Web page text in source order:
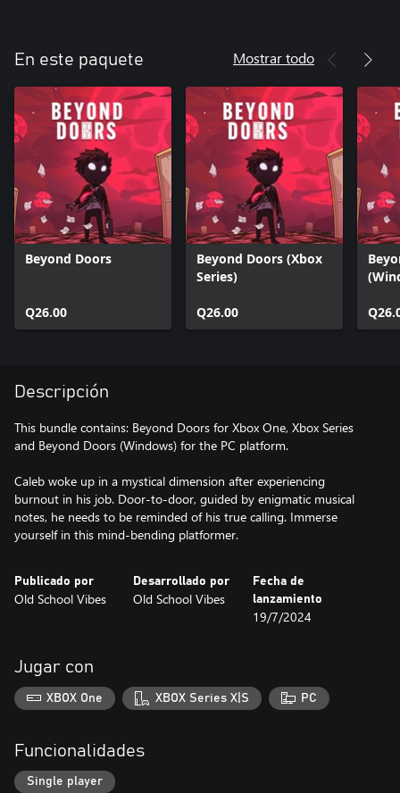
En este paquete Mostrar todo
Beyond Doors
Q26.00
Beyond Doors (Xbox
Series)
Q26.00
Descripción
This bundle contains: Beyond Doors for Xbox One, Xbox Series
and Beyond Doors (Windows) for the PC platform.
Caleb woke up in a mystical dimension after experiencing
burnout in his job. Door-to-door, guided by enigmatic musical
notes, he needs to be reminded of his true calling. Immerse
yourself in this mind-bending platformer.
Publicado por
Old School Vibes
Desarrollado por
Old School Vibes
Fecha de
lanzamiento
19/7/2024
Jugar con
XBOX One XBOX Series X|S PC
Funcionalidades
Single player